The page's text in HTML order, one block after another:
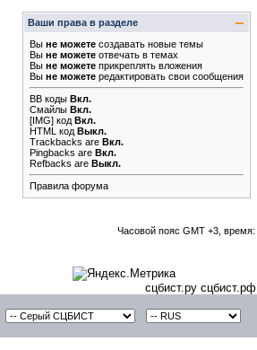
Ваши права в разделе
Вы не можете создавать новые темы
Вы не можете отвечать в темах
Вы не можете прикреплять вложения
Вы не можете редактировать свои сообщения
BB коды Вкл.
Смайлы Вкл.
[IMG] код Вкл.
HTML код Выкл.
Trackbacks are Вкл.
Pingbacks are Вкл.
Refbacks are Выкл.
Правила форума
Часовой пояс GMT +3, время:
сцбист.ру сцбист.рф